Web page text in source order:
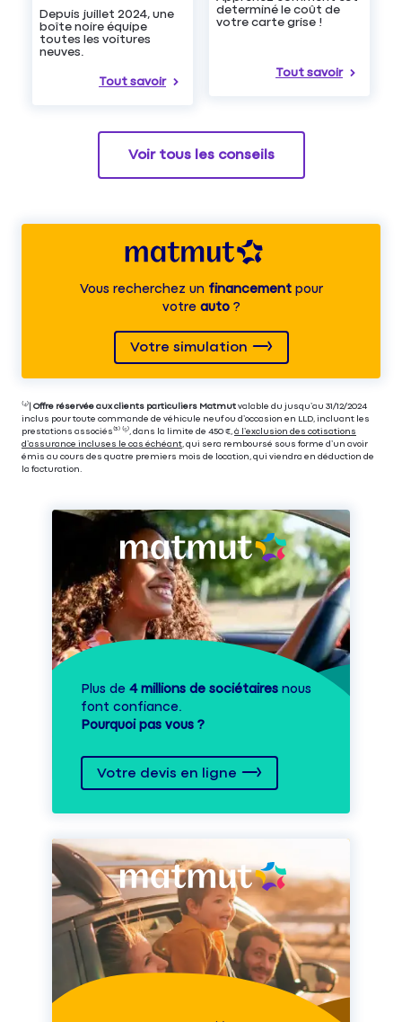
Depuis juillet 2024, une
boîte noire équipe
toutes les voitures
neuves.
Tout savoir
determiné le coût de
votre carte grise !
Tout savoir
Voir tous les conseils
Vous recherchez unfinancementpour
votre auto?
Votre simulation
⁽⁴⁾| Offre réservée aux clients particuliers Matmut valable du jusqu’au 31/12/2024
inclus pour toute commande de véhicule neuf ou d’occasion en LLD, incluant les
prestations associés⁽³⁾ ⁽⁵⁾, dans la limite de 450 €, à l’exclusion des cotisations
d’assurance incluses le cas échéant , qui sera remboursé sous forme d’un avoir
émis au cours des quatre premiers mois de location, qui viendra en déduction de
la facturation.
Plus de 4 millions de sociétaires nous
font confiance.
Pourquoi pas vous ?
Votre devis en ligne